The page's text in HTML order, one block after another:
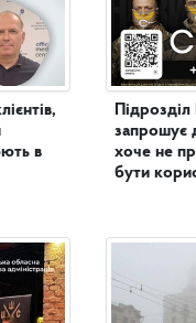
в
запрошує
хоче не
бути